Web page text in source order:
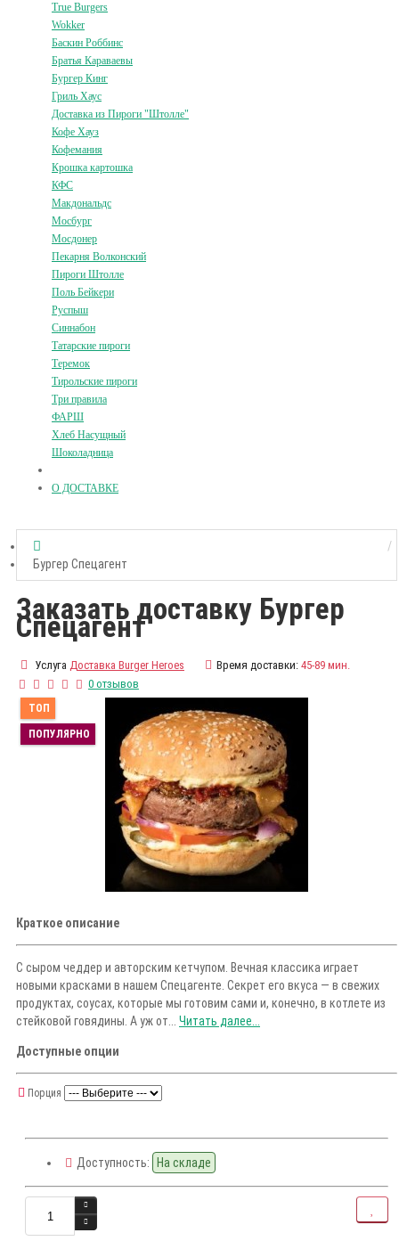
True Burgers
Wokker
Баскин Роббинс
Братья Караваевы
Бургер Кинг
Гриль Хаус
Доставка из Пироги "Штолле"
Кофе Хауз
Кофемания
Крошка картошка
КФС
Макдональдс
Мосбург
Мосдонер
Пекарня Волконский
Пироги Штолле
Поль Бейкери
Руспыш
Синнабон
Татарские пироги
Теремок
Тирольские пироги
Три правила
ФАРШ
Хлеб Насущный
Шоколадница
О ДОСТАВКЕ
Бургер Спецагент
Заказать доставку Бургер
Спецагент
Услуга Доставка Burger Heroes Время доставки: 45-89 мин.
0 отзывов
ТОП
ПОПУЛЯРНО
Краткое описание
С сыром чеддер и авторским кетчупом. Вечная классика играет
новыми красками в нашем Спецагенте. Секрет его вкуса — в свежих
продуктах, соусах, которые мы готовим сами и, конечно, в котлете из
стейковой говядины. А уж от... Читать далее...
Доступные опции
Порция
Доступность: На складе